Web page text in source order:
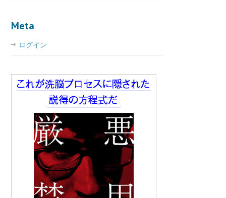
Meta
ログイン